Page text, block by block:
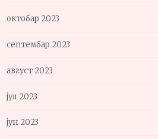
октобар 2023
септембар 2023
август 2023
јул 2023
јун 2023